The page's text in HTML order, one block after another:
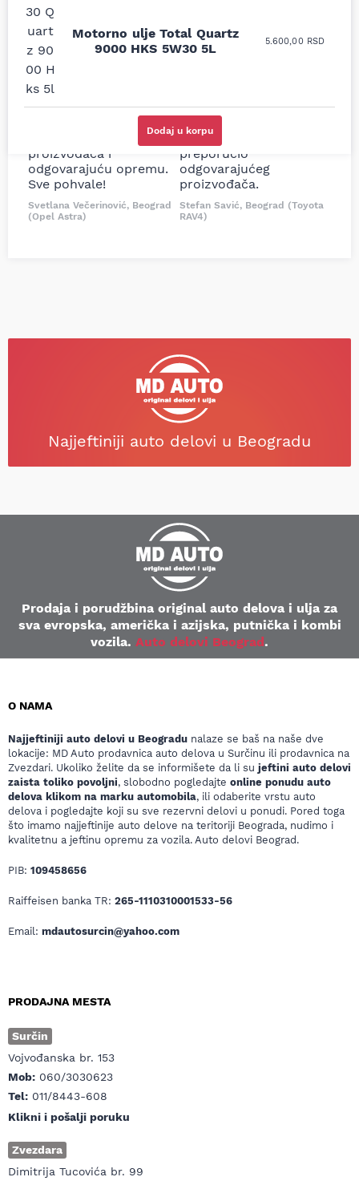
Motorno ulje Total Quartz
9000 HKS 5W30 5L
5.600,00 RSD
Dodaj u korpu
Uporedila sam sve
moguće online
prodavnice auto delova
i definitivno najbolje
cene su ovde. Kupila
sam više puta auto
delove iz MD Auto. Uvek
dobra preporuka za
proizvođača i
odgovarajuću opremu.
Sve pohvale!
Svetlana Večerinović, Beograd
(Opel Astra)
Odlična usluga i
ljubazni prodavci.
potreban za moju
Tojotu, ali me je Miloš
podsetio, istražio i
preporučio
odgovarajućeg
proizvođača.
Stefan Savić, Beograd (Toyota
RAV4)
Najjeftiniji auto delovi u Beogradu
Prodaja i porudžbina original auto delova i ulja za
sva evropska, američka i azijska, putnička i kombi
vozila. Auto delovi Beograd.
O NAMA
Najjeftiniji auto delovi u Beogradu nalaze se baš na naše dve
lokacije: MD Auto prodavnica auto delova u Surčinu ili prodavnica na
Zvezdari. Ukoliko želite da se informišete da li su jeftini auto delovi
zaista toliko povoljni, slobodno pogledajte online ponudu auto
delova klikom na marku automobila, ili odaberite vrstu auto
delova i pogledajte koji su sve rezervni delovi u ponudi. Pored toga
što imamo najjeftinije auto delove na teritoriji Beograda, nudimo i
kvalitetnu a jeftinu opremu za vozila. Auto delovi Beograd.
PIB: 109458656
Raiffeisen banka TR: 265-1110310001533-56
Email: mdautosurcin@yahoo.com
PRODAJNA MESTA
Surčin
Vojvođanska br. 153
Mob: 060/3030623
Tel: 011/8443-608
Klikni i pošalji poruku
Zvezdara
Dimitrija Tucovića br. 99